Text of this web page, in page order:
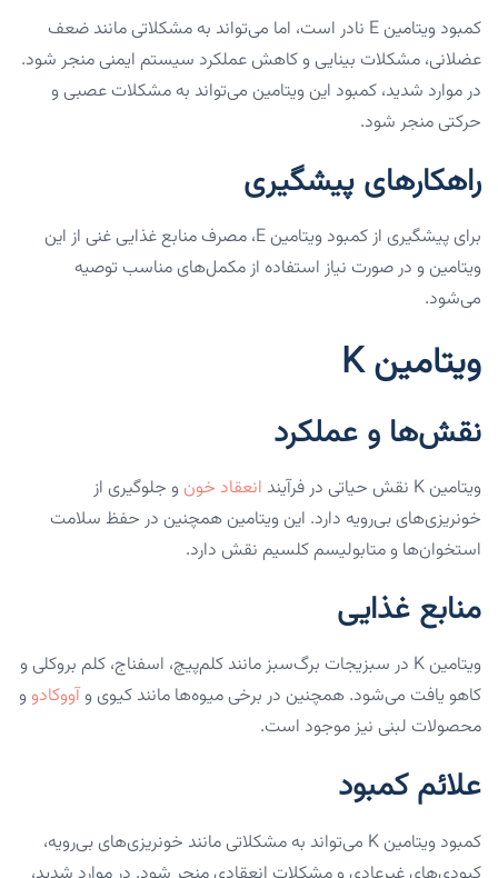
کمبود ویتامین E نادر است، اما می‌تواند به مشکلاتی مانند ضعف
عضلانی، مشکلات بینایی و کاهش عملکرد سیستم ایمنی منجر شود.
در موارد شدید، کمبود این ویتامین می‌تواند به مشکلات عصبی و
حرکتی منجر شود.
راهکارهای پیشگیری
برای پیشگیری از کمبود ویتامین E، مصرف منابع غذایی غنی از این
ویتامین و در صورت نیاز استفاده از مکمل‌های مناسب توصیه
می‌شود.
ویتامین K
نقش‌ها و عملکرد
ویتامین K نقش حیاتی در فرآیند انعقاد خون و جلوگیری از
خونریزی‌های بی‌رویه دارد. این ویتامین همچنین در حفظ سلامت
استخوان‌ها و متابولیسم کلسیم نقش دارد.
منابع غذایی
ویتامین K در سبزیجات برگ‌سبز مانند کلم‌پیچ، اسفناج، کلم بروکلی و
کاهو یافت می‌شود. همچنین در برخی میوه‌ها مانند کیوی وآووکادو و
محصولات لبنی نیز موجود است.
علائم کمبود
کمبود ویتامین K می‌تواند به مشکلاتی مانند خونریزی‌های بی‌رویه،